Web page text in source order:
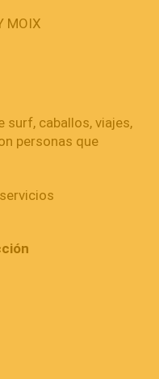
MOIX
surf, caballos, viajes,
personas que